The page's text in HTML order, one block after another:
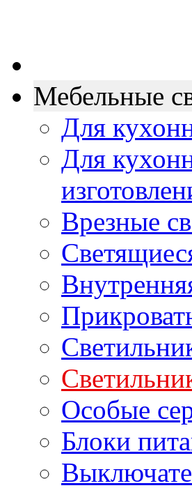
Мебельные
Для
Для
Врезные
Особые
Блоки